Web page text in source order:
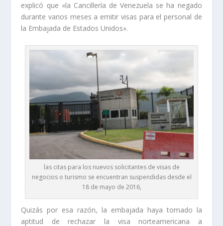
explicó que «la Cancillería de Venezuela se ha negado
durante varios meses a emitir visas para el personal de
la Embajada de Estados Unidos».
las citas para los nuevos solicitantes de visas de
negocios o turismo se encuentran suspendidas desde el
18 de mayo de 2016,
Quizás por esa razón, la embajada haya tomado la
aptitud de rechazar la visa norteamericana a